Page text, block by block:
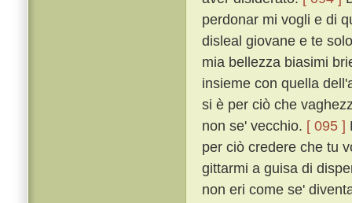
perdonar mi vogli e di
disleal giovane e te
mia bellezza biasimi
insieme con quella
si è per ciò che
non se' vecchio. [ 095 ]
per ciò credere che tu
gittarmi a guisa di
non eri come se'